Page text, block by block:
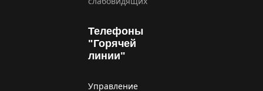
Телефоны
"Горячей
линии"
Управление